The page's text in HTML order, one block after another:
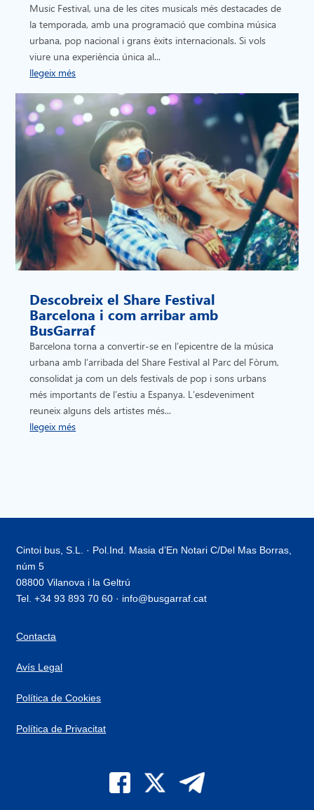
Music Festival, una de les cites musicals més destacades de
la temporada, amb una programació que combina música
urbana, pop nacional i grans èxits internacionals. Si vols
viure una experiència única al...
llegeix més
Descobreix el Share Festival
Barcelona i com arribar amb
BusGarraf
Barcelona torna a convertir-se en l’epicentre de la música
urbana amb l’arribada del Share Festival al Parc del Fòrum,
consolidat ja com un dels festivals de pop i sons urbans
més importants de l’estiu a Espanya. L’esdeveniment
reuneix alguns dels artistes més...
llegeix més
Cintoi bus, S.L. · Pol.Ind. Masia d’En Notari C/Del Mas Borras,
núm 5
08800 Vilanova i la Geltrú
Tel. +34 93 893 70 60 · info@busgarraf.cat
Contacta
Avís Legal
Política de Cookies
Política de Privacitat